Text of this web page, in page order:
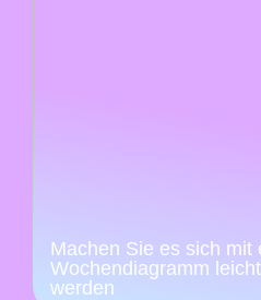
Machen Sie es sich mit
Wochendiagramm
werden